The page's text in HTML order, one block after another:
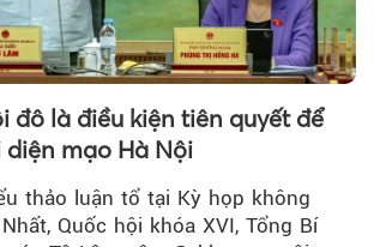
đô là điều kiện tiên quyết để
mạo Hà Nội
thảo luận tổ tại Kỳ họp không
Quốc hội khóa XVI, Tổng Bí